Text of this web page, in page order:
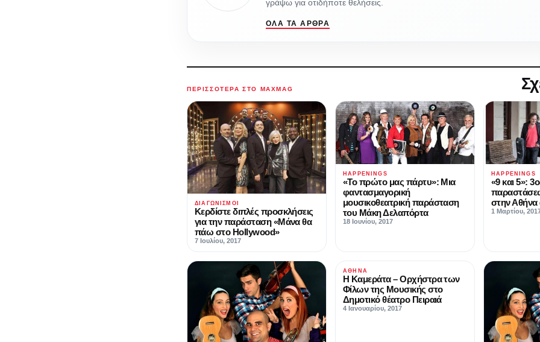
γράψω για οτιδήποτε θελήσεις.
ΌΛΑ ΤΑ ΆΡΘΡΑ
ΠΕΡΙΣΣΌΤΕΡΑ ΣΤΟ MAXMAG
ΔΙΑΓΩΝΙΣΜΟΊ
Κερδίστε διπλές προσκλήσεις
για την παράσταση «Μάνα θα
πάω στο Hollywood»
7 Ιουλίου, 2017
HAPPENINGS
«Το πρώτο μας πάρτυ»: Μια
φαντασμαγορική
μουσικοθεατρική παράσταση
του Μάκη Δελαπόρτα
18 Ιουνίου, 2017
HAPPENINGS
«9 και 5»:
στην Αθήνα
1 Μαρτίου,
ΑΘΉΝΑ
Η Καμεράτα – Ορχήστρα των
Φίλων της Μουσικής στο
Δημοτικό θέατρο Πειραιά
4 Ιανουαρίου, 2017